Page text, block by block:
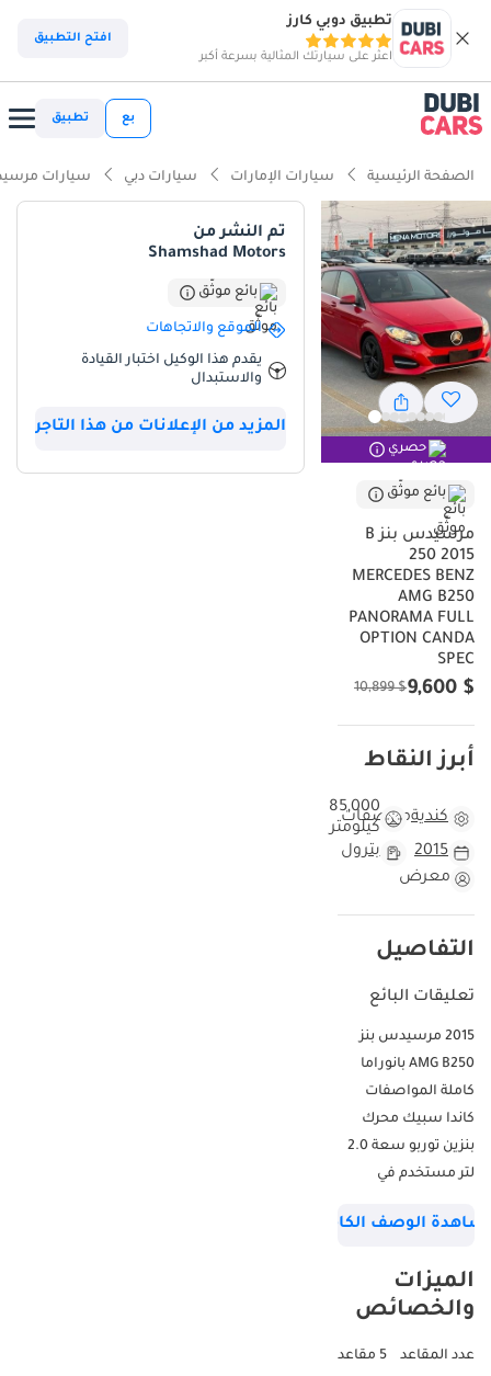
تطبيق دوبي كارز
اعثر على سيارتك المثالية بسرعة أكبر
افتح التطبيق
بع تطبيق
الصفحة الرئيسية سيارات الإمارات سيارات دبي سيارات
حصري
بائع موثّق
مرسيدس بنز B
250 2015
MERCEDES BENZ
AMG B250
PANORAMA FULL
OPTION CANDA
SPEC
$ 9,600
$ 10,899
أبرز النقاط
كنديةمواصفات
85,000
كيلومتر
2015
بترول
معرض
التفاصيل
تعليقات البائع
2015 مرسيدس بنز
AMG B250 بانوراما
كاملة المواصفات
كاندا سبيك محرك
بنزين توربو سعة 2.0
لتر مستخدم في
2015 سنة 85300 كم
ذكية مكبرات صوت
JBL مساعد حارة بدون
الوصف الكامل
الميزات
والخصائص
عدد المقاعد
5 مقاعد
تم النشر من
Shamshad Motors
بائع موثّق
الموقع والاتجاهات
يقدم هذا الوكيل اختبار القيادة
والاستبدال
المزيد من الإعلانات من هذا التاجر